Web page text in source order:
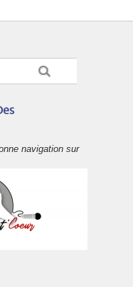
navigation sur